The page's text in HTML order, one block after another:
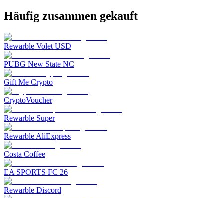
Häufig zusammen gekauft
Rewarble Volet USD
PUBG New State NC
Gift Me Crypto
CryptoVoucher
Rewarble Super
Rewarble AliExpress
Costa Coffee
EA SPORTS FC 26
Rewarble Discord